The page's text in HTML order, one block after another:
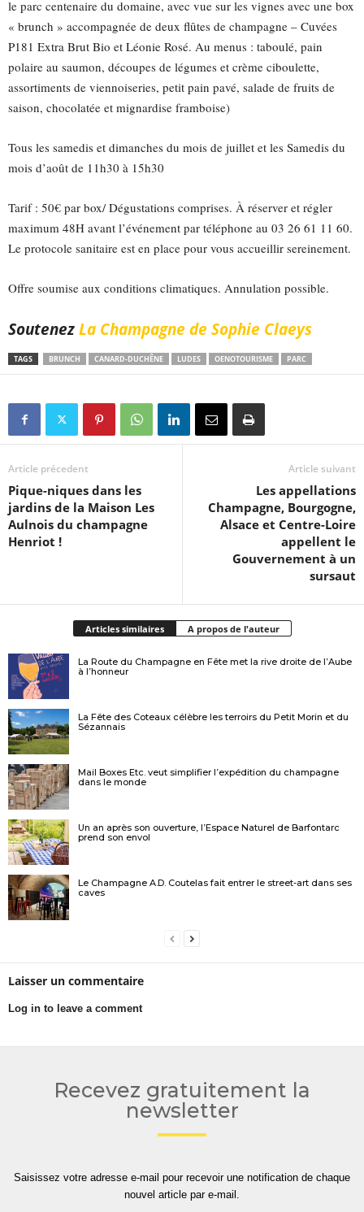
le parc centenaire du domaine, avec vue sur les vignes avec une box
« brunch » accompagnée de deux flûtes de champagne – Cuvées
P181 Extra Brut Bio et Léonie Rosé. Au menus : taboulé, pain
polaire au saumon, découpes de légumes et crème ciboulette,
assortiments de viennoiseries, petit pain pavé, salade de fruits de
saison, chocolatée et mignardise framboise)
Tous les samedis et dimanches du mois de juillet et les Samedis du
mois d’août de 11h30 à 15h30
Tarif : 50€ par box/ Dégustations comprises. À réserver et régler
maximum 48H avant l’événement par téléphone au 03 26 61 11 60.
Le protocole sanitaire est en place pour vous accueillir sereinement.
Offre soumise aux conditions climatiques. Annulation possible.
SoutenezLa Champagne de Sophie Claeys
TAGS BRUNCH CANARD-DUCHÊNE LUDES OENOTOURISME PARC
Article précedent
Pique-niques dans les
jardins de la Maison Les
Aulnois du champagne
Henriot !
Article suivant
Les appellations
Champagne, Bourgogne,
Alsace et Centre-Loire
appellent le
Gouvernement à un
sursaut
Articles similaires A propos de l'auteur
La Route du Champagne en Fête met la rive droite de l’Aube
à l’honneur
La Fête des Coteaux célèbre les terroirs du Petit Morin et du
Sézannais
Mail Boxes Etc. veut simplifier l’expédition du champagne
dans le monde
Un an après son ouverture, l’Espace Naturel de Barfontarc
prend son envol
Le Champagne A.D. Coutelas fait entrer le street-art dans ses
caves
Laisser un commentaire
Log in to leave a comment
Recevez gratuitement la
newsletter
Saisissez votre adresse e-mail pour recevoir une notification de chaque
nouvel article par e-mail.